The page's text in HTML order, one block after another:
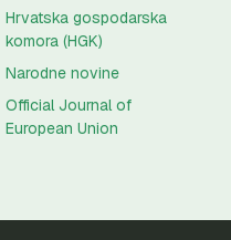
Hrvatska gospodarska
komora (HGK)
Narodne novine
Official Journal of
European Union